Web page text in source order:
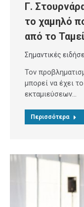
Γ.
το χαμηλό
από το
Σημαντικές
Toν
μπορεί να έχει
εκταμιεύσεων…
Περισσότερα